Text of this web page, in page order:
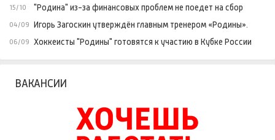
15/10 "Родина" из-за финансовых проблем не поедет на сбор
04/09 Игорь Загоскин утверждён главным тренером «Родины».
06/09 Хоккеисты "Родины" готовятся к участию в Кубке России
ВАКАНСИИ